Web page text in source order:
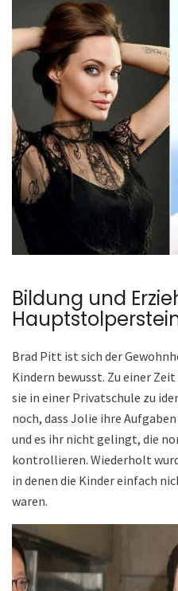
Bildung und
Brad Pitt ist sich der
Kindern bewusst. Zu einer
sie in einer Privatschule zu
noch, dass Jolie ihre
und es ihr nicht gelingt, die
kontrollieren. Wiederholt
in denen die Kinder einfach
waren.